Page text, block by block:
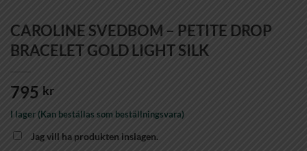
CAROLINE SVEDBOM – PETITE DROP
BRACELET GOLD LIGHT SILK
795 kr
I lager (Kan beställas som beställningsvara)
Jag vill ha produkten inslagen.